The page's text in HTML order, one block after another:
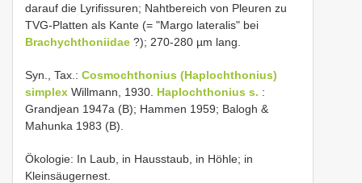
darauf die Lyrifissuren; Nahtbereich von Pleuren zu
TVG-Platten als Kante (= "Margo lateralis" bei
Brachychthoniidae ?); 270-280 µm lang.
Syn., Tax.: Cosmochthonius (Haplochthonius)
simplex Willmann, 1930. Haplochthonius s. :
Grandjean 1947a (B); Hammen 1959; Balogh &
Mahunka 1983 (B).
Ökologie: In Laub, in Hausstaub, in Höhle; in
Kleinsäugernest.